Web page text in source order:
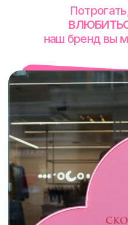
Село Эстосадок, ТРЦ Горки Молл,
Горная Карусель, 3
+7 (919) 374-04-04
с 10-00 до 22-00
смотреть в Яндекс. Картах